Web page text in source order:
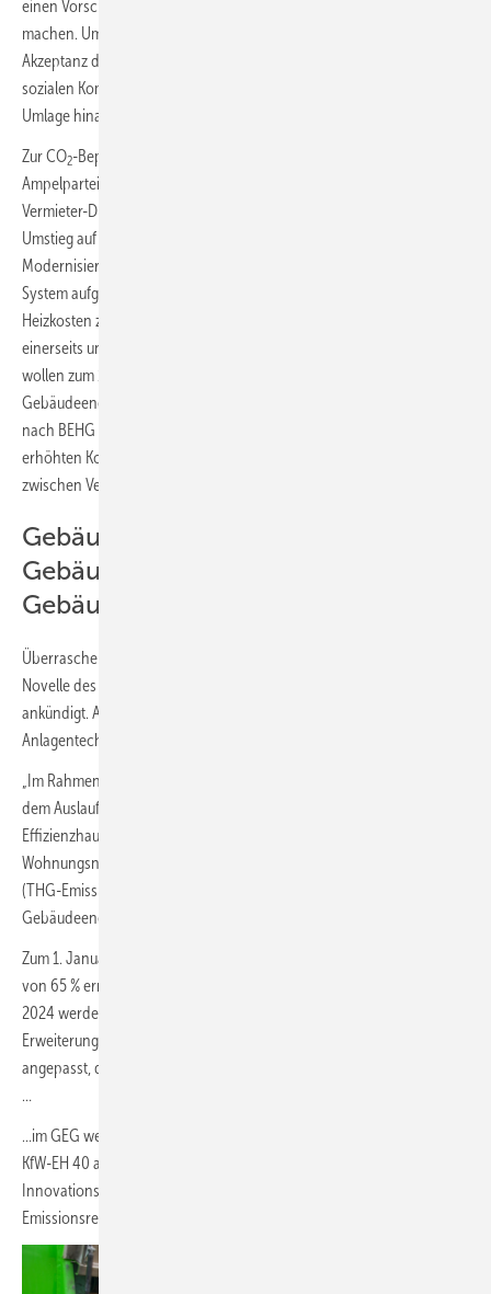
einen Vorschlag zur Ausgestaltung der Marktphase nach 2026
machen. Um einen künftigen Preisanstieg zu kompensieren und die
Akzeptanz des Marktsystems zu gewährleisten, werden wir einen
sozialen Kompensationsmechanismus über die Abschaffung der EEG-
Umlage hinaus entwickeln (Klimageld).“
Zur CO2-Bepreisung gibt es noch eine weitere Festlegung, um die die
Ampelparteien vermutlich lange gerungen haben: „Um das Mieter-
Vermieter-Dilemma zu überwinden, prüfen wir einen schnellen
Umstieg auf die Teilwarmmiete. Im Zuge dessen wird die
Modernisierungsumlage für energetische Maßnahmen in diesem
System aufgehen. Wir wollen eine faire Teilung des zusätzlich zu den
Heizkosten zu zahlenden CO
einerseits und Mieterinnen und Mietern andererseits erreichen. Wir
wollen zum 1. Juni 2022 ein Stufenmodell nach
Gebäudeenergieklassen einführen, das die Umlage des CO
nach BEHG regelt. Sollte dies zeitlich nicht gelingen, werden die
erhöhten Kosten durch den CO
zwischen Vermieter und Mieterin bzw. Mieter geteilt.“
Gebäudestandards /
Gebäudeenergiegesetz /
Gebäudemodernisierung
Überraschend ist, dass der Koalitionsvertrag keine umfassende
Novelle des Gebäudeenergiegesetzes (GEG) mit Systemwechsel
ankündigt. Aber es gibt Ankündigungen zu Gebäudestandards und
Anlagentechnik:
„Im Rahmen des Klimaschutzsofortprogramms führen wir 2022 nach
dem Auslaufen der Neubauförderung für den KfW-
Effizienzhausstandard 55 (EH 55) ein Förderprogramm für den
Wohnungsneubau ein, das insbesondere die Treibhausgasemissionen
(THG-Emissionen) pro m
Gebäudeenergiegesetz (GEG) wie folgt:
Zum 1. Januar 2025 soll jede neu eingebaute Heizung auf der Basis
von 65 % erneuerbarer Energien betrieben werden; zum 1. Januar
2024 werden für wesentliche Ausbauten, Umbauten und
Erweiterungen von Bestandsgebäuden im GEG die Standards so
angepasst, dass die auszutauschenden Teile dem EH 70 entsprechen;
…
…im GEG werden die Neubau-Standards zum 1. Januar 2025 an den
KfW-EH 40 angeglichen. Daneben können im Rahmen der
Innovationsklausel gleichwertige, dem Ziel der THG-
Emissionsreduzierung folgende Maßnahmen eingesetzt werden.“